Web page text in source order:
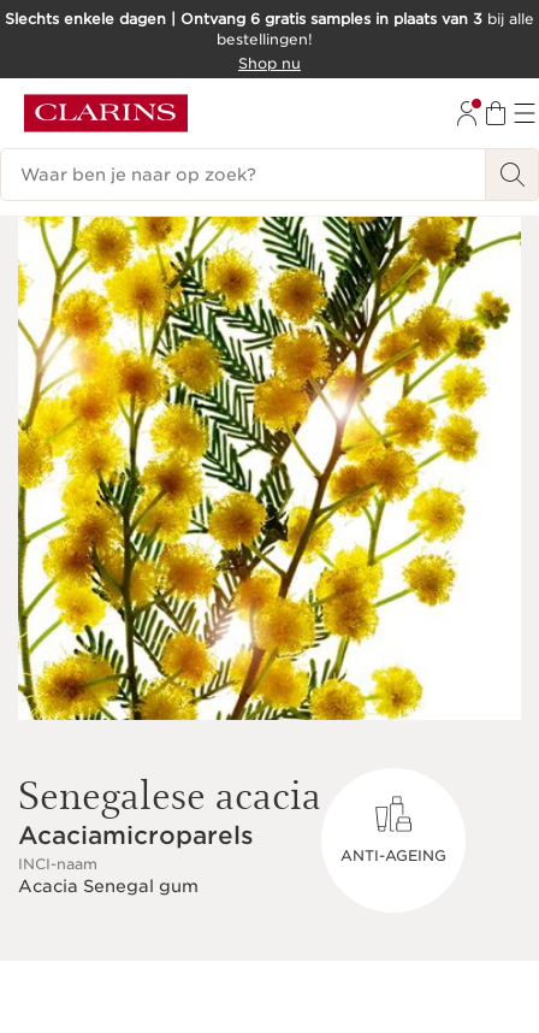
DOORGAAN NAAR INHOUD
Slechts enkele dagen | Ontvang 6 gratis samples in plaats van 3 bij alle
bestellingen!
Shop nu
Zoekgeschiedenis
Senegalese acacia
Acaciamicroparels
INCI-naam
Acacia Senegal gum
ANTI-AGEING